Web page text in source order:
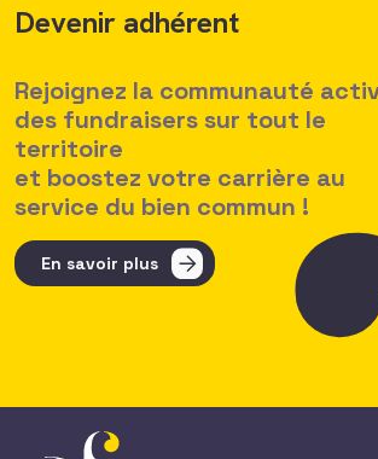
Devenir adhérent
Rejoignez la communauté
des fundraisers sur tout le
territoire
et boostez votre carrière au
service du bien commun !
En savoir plus